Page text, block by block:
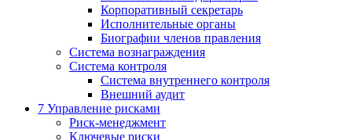
Корпоративный секретарь
Исполнительные органы
Биографии членов правления
Система вознаграждения
Система контроля
Система внутреннего контроля
Внешний аудит
7 Управление рисками
Риск-менеджмент
Ключевые риски